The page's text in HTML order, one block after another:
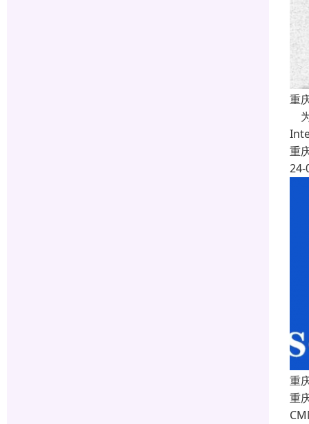
重
重
24-
重
重